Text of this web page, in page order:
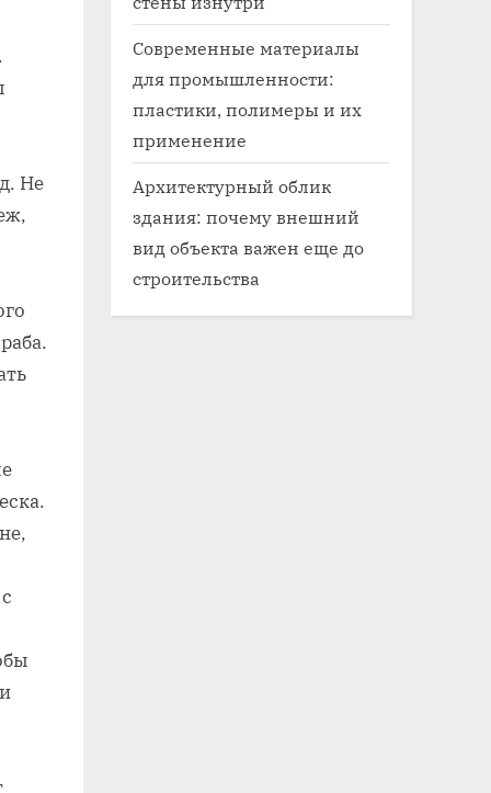
Не
Современные материалы
для промышленности:
пластики, полимеры и их
применение
Архитектурный облик
здания: почему внешний
вид объекта важен еще до
строительства